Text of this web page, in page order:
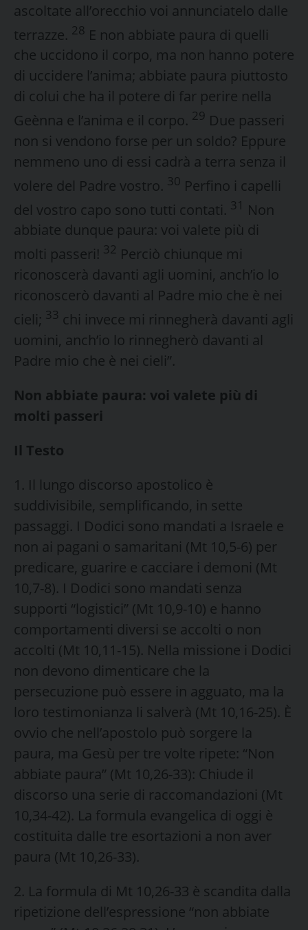
ascoltate all’orecchio voi annunciatelo dalle
terrazze. 28 E non abbiate paura di quelli
che uccidono il corpo, ma non hanno potere
di uccidere l’anima; abbiate paura piuttosto
di colui che ha il potere di far perire nella
Geènna e l’anima e il corpo. 29 Due passeri
non si vendono forse per un soldo? Eppure
nemmeno uno di essi cadrà a terra senza il
volere del Padre vostro. 30 Perfino i capelli
del vostro capo sono tutti contati. 31 Non
abbiate dunque paura: voi valete più di
molti passeri! 32 Perciò chiunque mi
riconoscerà davanti agli uomini, anch’io lo
riconoscerò davanti al Padre mio che è nei
cieli; 33 chi invece mi rinnegherà davanti agli
uomini, anch’io lo rinnegherò davanti al
Padre mio che è nei cieli”.
Non abbiate paura: voi valete più di
molti passeri
Il Testo
1. Il lungo discorso apostolico è
suddivisibile, semplificando, in sette
passaggi. I Dodici sono mandati a Israele e
non ai pagani o samaritani (Mt 10,5-6) per
predicare, guarire e cacciare i demoni (Mt
10,7-8). I Dodici sono mandati senza
supporti “logistici” (Mt 10,9-10) e hanno
comportamenti diversi se accolti o non
accolti (Mt 10,11-15). Nella missione i Dodici
non devono dimenticare che la
persecuzione può essere in agguato, ma la
loro testimonianza li salverà (Mt 10,16-25). È
ovvio che nell’apostolo può sorgere la
paura, ma Gesù per tre volte ripete: “Non
abbiate paura” (Mt 10,26-33): Chiude il
discorso una serie di raccomandazioni (Mt
10,34-42). La formula evangelica di oggi è
costituita dalle tre esortazioni a non aver
paura (Mt 10,26-33).
2. La formula di Mt 10,26-33 è scandita dalla
ripetizione dell’espressione “non abbiate